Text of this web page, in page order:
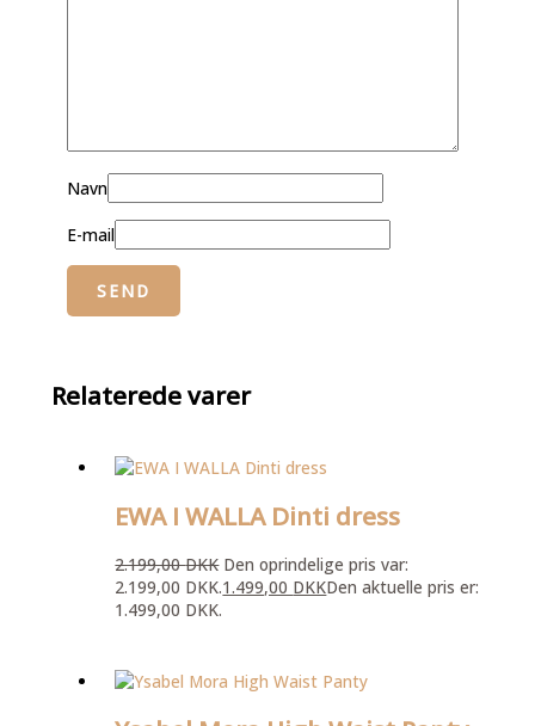
Navn
E-mail
Relaterede varer
EWA I WALLA Dinti dress
2.199,00DKK Den oprindelige pris var:
2.199,00 DKK.1.499,00 DKKDen aktuelle pris er:
1.499,00 DKK.